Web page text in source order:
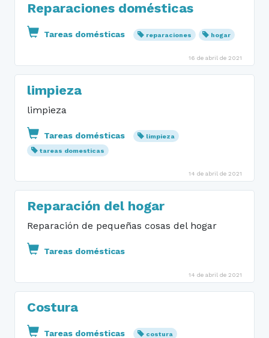
Reparaciones domésticas
Tareas domésticas reparaciones hogar
16 de abril de 2021
limpieza
limpieza
Tareas domésticas
limpieza
tareas domesticas
14 de abril de 2021
Reparación del hogar
Reparación de pequeñas cosas del hogar
Tareas domésticas
14 de abril de 2021
Costura
Tareas domésticas
costura